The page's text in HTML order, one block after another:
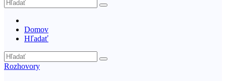
Domov
Hľadať
Rozhovory